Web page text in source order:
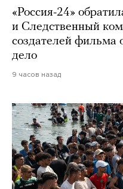
«Россия-24»
и Следственный
создателей фильма
дело
9 часов назад